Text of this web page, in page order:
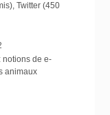
Twitter (450
notions de e-
animaux